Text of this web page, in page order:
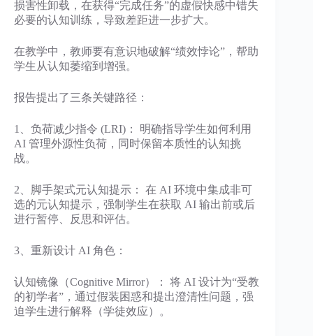
损害性卸载，在获得“完成任务”的虚假快感中错失
必要的认知训练，导致差距进一步扩大。
在教学中，教师要有意识地破解“绩效悖论”，帮助
学生从认知萎缩到增强。
报告提出了三条关键路径：
1、负荷减少指令 (LRI)： 明确指导学生如何利用
AI 管理外源性负荷，同时保留本质性的认知挑
战。
2、脚手架式元认知提示： 在 AI 环境中集成非可
选的元认知提示，强制学生在获取 AI 输出前或后
进行暂停、反思和评估。
3、重新设计 AI 角色：
认知镜像（Cognitive Mirror）： 将 AI 设计为“受教
的初学者”，通过假装困惑和提出澄清性问题，强
迫学生进行解释（学徒效应）。